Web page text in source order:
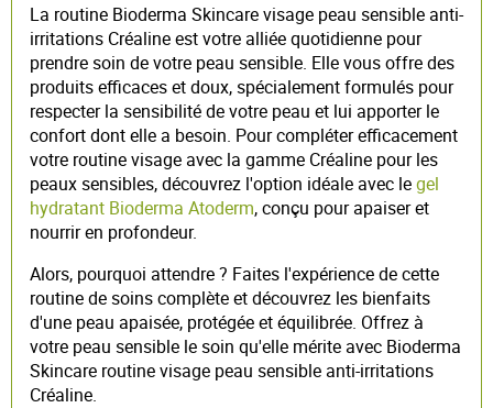
La routine Bioderma Skincare visage peau sensible anti-
irritations Créaline est votre alliée quotidienne pour
prendre soin de votre peau sensible. Elle vous offre des
produits efficaces et doux, spécialement formulés pour
respecter la sensibilité de votre peau et lui apporter le
confort dont elle a besoin. Pour compléter efficacement
votre routine visage avec la gamme Créaline pour les
peaux sensibles, découvrez l'option idéale avec legel
hydratant Bioderma Atoderm, conçu pour apaiser et
nourrir en profondeur.
Alors, pourquoi attendre ? Faites l'expérience de cette
routine de soins complète et découvrez les bienfaits
d'une peau apaisée, protégée et équilibrée. Offrez à
votre peau sensible le soin qu'elle mérite avec Bioderma
Skincare routine visage peau sensible anti-irritations
Créaline.